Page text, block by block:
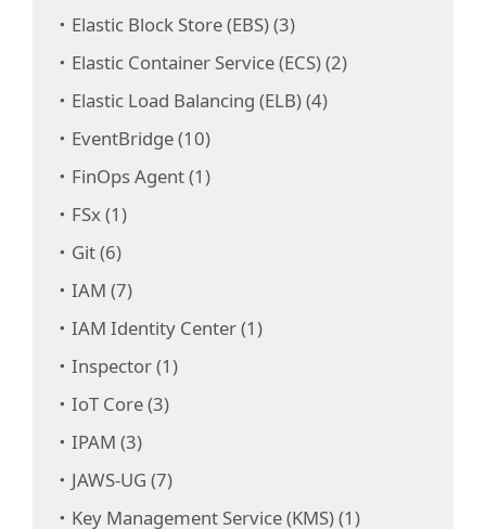
Elastic Block Store (EBS) (3)
Elastic Container Service (ECS) (2)
Elastic Load Balancing (ELB) (4)
EventBridge (10)
FinOps Agent (1)
FSx (1)
Git (6)
IAM (7)
IAM Identity Center (1)
Inspector (1)
IoT Core (3)
IPAM (3)
JAWS-UG (7)
Key Management Service (KMS) (1)